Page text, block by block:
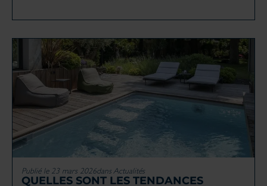
Publié le 23 mars 2026dans Actualités
QUELLES SONT LES TENDANCES